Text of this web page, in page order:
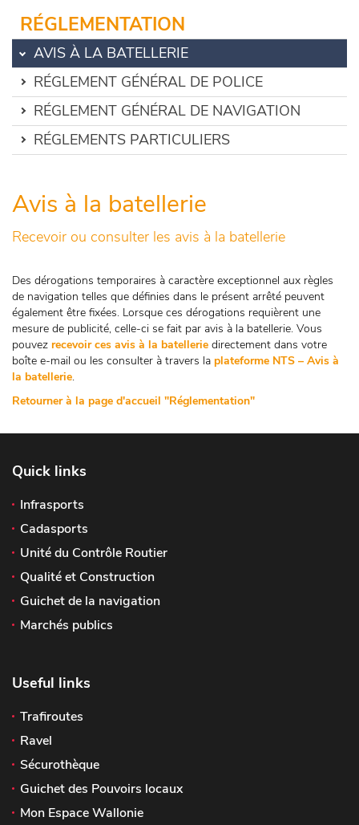
RÉGLEMENTATION
AVIS À LA BATELLERIE
RÉGLEMENT GÉNÉRAL DE POLICE
RÉGLEMENT GÉNÉRAL DE NAVIGATION
RÉGLEMENTS PARTICULIERS
Avis à la batellerie
Recevoir ou consulter les avis à la batellerie
Des dérogations temporaires à caractère exceptionnel aux règles
de navigation telles que définies dans le présent arrêté peuvent
également être fixées. Lorsque ces dérogations requièrent une
mesure de publicité, celle-ci se fait par avis à la batellerie. Vous
pouvez recevoir ces avis à la batellerie directement dans votre
boîte e-mail ou les consulter à travers la plateforme NTS – Avis à
la batellerie.
Retourner à la page d'accueil "Réglementation"
Quick links
Infrasports
Cadasports
Unité du Contrôle Routier
Qualité et Construction
Guichet de la navigation
Marchés publics
Useful links
Trafiroutes
Ravel
Sécurothèque
Guichet des Pouvoirs locaux
Mon Espace Wallonie